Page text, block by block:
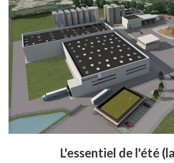
L'essentiel de l'été